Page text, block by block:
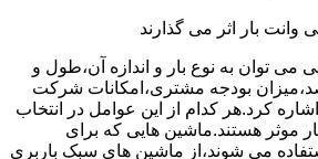
وانت بار اثر می گذارند
می توان به نوع بار و اندازه آن،طول و
بودجه مشتری،امکانات شرکت
کرد.هر کدام از این عوامل در انتخاب
موثر هستند.ماشین هایی که برای
می شوند،از ماشین های سبک باربری